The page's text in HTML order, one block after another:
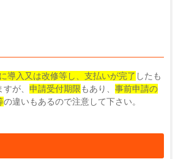
導入又は改修等し、支払いが完了 したも
が、 申請受付期限もあり、 事前申請の
の違いもあるので注意して下さい。